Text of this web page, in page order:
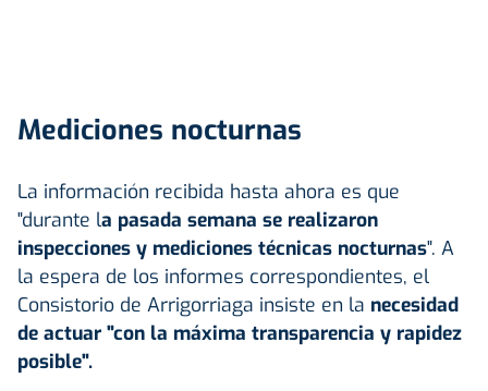
Mediciones nocturnas
La información recibida hasta ahora es que
"durante la pasada semana se realizaron
inspecciones y mediciones técnicas nocturnas". A
la espera de los informes correspondientes, el
Consistorio de Arrigorriaga insiste en la necesidad
de actuar "con la máxima transparencia y rapidez
posible".